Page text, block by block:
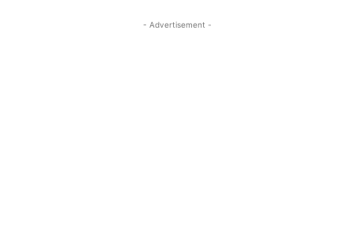
- Advertisement -